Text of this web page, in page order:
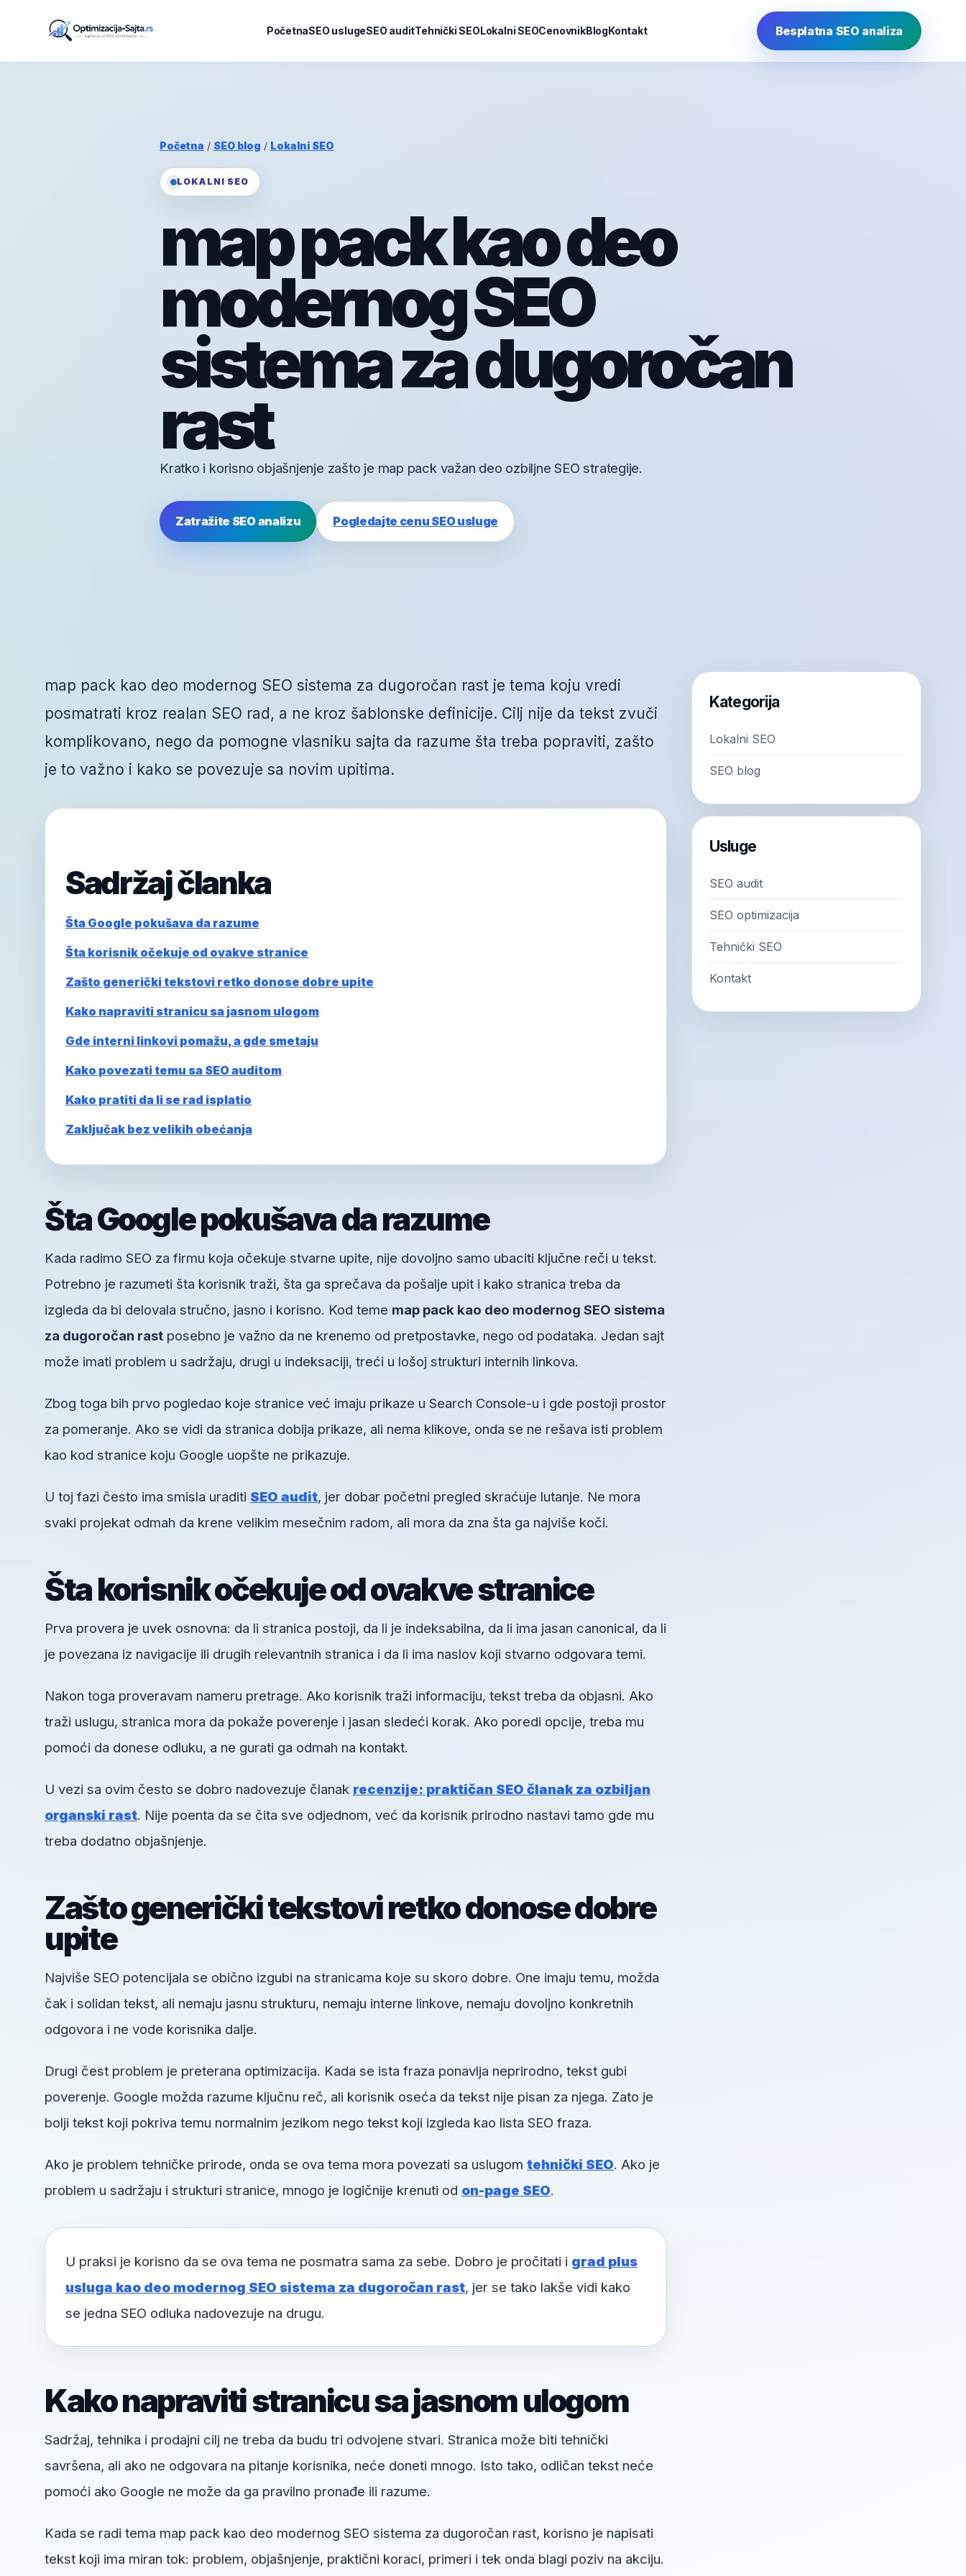
PočetnaSEO uslugeSEO auditTehnički SEOLokalni SEOCenovnikBlogKontakt Besplatna SEO analiza
Početna / SEO blog / Lokalni SEO
LOKALNI SEO
map pack kao deo
modernog SEO
sistema za dugoročan
rast
Kratko i korisno objašnjenje zašto je map pack važan deo ozbiljne SEO strategije.
Zatražite SEO analizu Pogledajte cenu SEO usluge
map pack kao deo modernog SEO sistema za dugoročan rast je tema koju vredi
posmatrati kroz realan SEO rad, a ne kroz šablonske definicije. Cilj nije da tekst zvuči
komplikovano, nego da pomogne vlasniku sajta da razume šta treba popraviti, zašto
je to važno i kako se povezuje sa novim upitima.
Sadržaj članka
Šta Google pokušava da razume
Šta korisnik očekuje od ovakve stranice
Zašto generički tekstovi retko donose dobre upite
Kako napraviti stranicu sa jasnom ulogom
Gde interni linkovi pomažu, a gde smetaju
Kako povezati temu sa SEO auditom
Kako pratiti da li se rad isplatio
Zaključak bez velikih obećanja
Šta Google pokušava da razume
Kada radimo SEO za firmu koja očekuje stvarne upite, nije dovoljno samo ubaciti ključne reči u tekst.
Potrebno je razumeti šta korisnik traži, šta ga sprečava da pošalje upit i kako stranica treba da
izgleda da bi delovala stručno, jasno i korisno. Kod teme map pack kao deo modernog SEO sistema
za dugoročan rast posebno je važno da ne krenemo od pretpostavke, nego od podataka. Jedan sajt
može imati problem u sadržaju, drugi u indeksaciji, treći u lošoj strukturi internih linkova.
Zbog toga bih prvo pogledao koje stranice već imaju prikaze u Search Console-u i gde postoji prostor
za pomeranje. Ako se vidi da stranica dobija prikaze, ali nema klikove, onda se ne rešava isti problem
kao kod stranice koju Google uopšte ne prikazuje.
U toj fazi često ima smisla uraditi SEO audit, jer dobar početni pregled skraćuje lutanje. Ne mora
svaki projekat odmah da krene velikim mesečnim radom, ali mora da zna šta ga najviše koči.
Šta korisnik očekuje od ovakve stranice
Prva provera je uvek osnovna: da li stranica postoji, da li je indeksabilna, da li ima jasan canonical, da li
je povezana iz navigacije ili drugih relevantnih stranica i da li ima naslov koji stvarno odgovara temi.
Nakon toga proveravam nameru pretrage. Ako korisnik traži informaciju, tekst treba da objasni. Ako
traži uslugu, stranica mora da pokaže poverenje i jasan sledeći korak. Ako poredi opcije, treba mu
pomoći da donese odluku, a ne gurati ga odmah na kontakt.
U vezi sa ovim često se dobro nadovezuje članak recenzije: praktičan SEO članak za ozbiljan
organski rast. Nije poenta da se čita sve odjednom, već da korisnik prirodno nastavi tamo gde mu
treba dodatno objašnjenje.
Zašto generički tekstovi retko donose dobre
upite
Najviše SEO potencijala se obično izgubi na stranicama koje su skoro dobre. One imaju temu, možda
čak i solidan tekst, ali nemaju jasnu strukturu, nemaju interne linkove, nemaju dovoljno konkretnih
odgovora i ne vode korisnika dalje.
Drugi čest problem je preterana optimizacija. Kada se ista fraza ponavlja neprirodno, tekst gubi
poverenje. Google možda razume ključnu reč, ali korisnik oseća da tekst nije pisan za njega. Zato je
bolji tekst koji pokriva temu normalnim jezikom nego tekst koji izgleda kao lista SEO fraza.
Ako je problem tehničke prirode, onda se ova tema mora povezati sa uslugom tehnički SEO. Ako je
problem u sadržaju i strukturi stranice, mnogo je logičnije krenuti od on-page SEO.
U praksi je korisno da se ova tema ne posmatra sama za sebe. Dobro je pročitati i grad plus
usluga kao deo modernog SEO sistema za dugoročan rast, jer se tako lakše vidi kako
se jedna SEO odluka nadovezuje na drugu.
Kako napraviti stranicu sa jasnom ulogom
Sadržaj, tehnika i prodajni cilj ne treba da budu tri odvojene stvari. Stranica može biti tehnički
savršena, ali ako ne odgovara na pitanje korisnika, neće doneti mnogo. Isto tako, odličan tekst neće
pomoći ako Google ne može da ga pravilno pronađe ili razume.
Kada se radi tema map pack kao deo modernog SEO sistema za dugoročan rast, korisno je napisati
tekst koji ima miran tok: problem, objašnjenje, praktični koraci, primeri i tek onda blagi poziv na akciju.
Kategorija
Lokalni SEO
SEO blog
Usluge
SEO audit
SEO optimizacija
Tehnički SEO
Kontakt